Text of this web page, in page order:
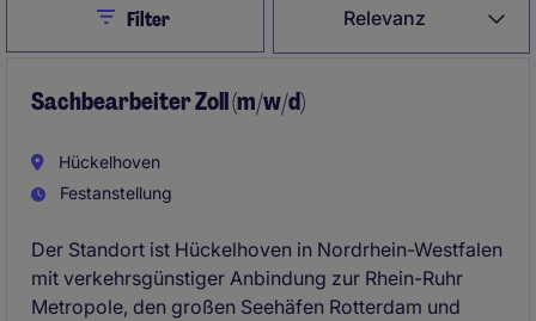
Relevanz
CloseFilter
Sachbearbeiter Zoll (m/w/d)
Hückelhoven
Festanstellung
Der Standort ist Hückelhoven in Nordrhein-Westfalen
mit verkehrsgünstiger Anbindung zur Rhein-Ruhr
Metropole, den großen Seehäfen Rotterdam und